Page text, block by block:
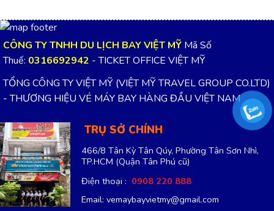
CÔNG TY TNHH DU LỊCH BAY VIỆT MỸ Mã Số
Thuế: 0316692942 - TICKET OFFICE VIỆT MỸ
TỔNG CÔNG TY VIỆT MỸ (VIỆT MỸ TRAVEL GROUP CO.LTD)
- THƯƠNG HIỆU VÉ MÁY BAY HÀNG ĐẦU VIỆT NAM
TRỤ SỞ CHÍNH
466/8 Tân Kỳ Tân Qúy, Phường Tân Sơn Nhì,
TP.HCM (Quận Tân Phú cũ)
Điện thoại : 0908 220 888
Email: vemaybayvietmy@gmail.com